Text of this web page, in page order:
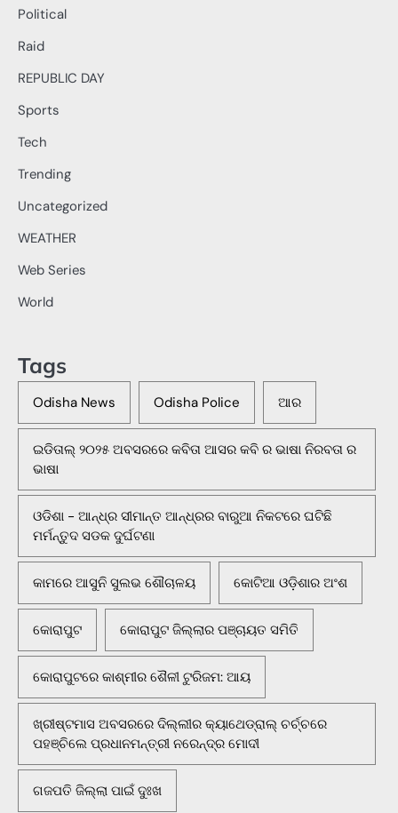
Political
Raid
REPUBLIC DAY
Sports
Tech
Trending
Uncategorized
WEATHER
Web Series
World
Tags
Odisha News Odisha Police ଆର
ଇଡିତାଲ୍ ୨୦୨୫ ଅବସରରେ କବିତା ଆସର କବି ର ଭାଷା ନିରବତା ର
ଭାଷା
ଓଡିଶା - ଆନ୍ଧ୍ର ସୀମାନ୍ତ ଆନ୍ଧ୍ରର ବାରୁଆ ନିକଟରେ ଘଟିଛି
ମର୍ମନ୍ତୁଦ ସଡକ ଦୁର୍ଘଟଣା
କାମରେ ଆସୁନି ସୁଲଭ ଶୌଚାଳୟ କୋଟିଆ ଓଡ଼ିଶାର ଅଂଶ
କୋରାପୁଟ କୋରାପୁଟ ଜିଲ୍ଲାର ପଞ୍ଚାୟତ ସମିତି
କୋରାପୁଟରେ କାଶ୍ମୀର ଶୈଳୀ ଟୁରିଜମ: ଆୟ
ଖ୍ରୀଷ୍ଟମାସ ଅବସରରେ ଦିଲ୍ଲୀର କ୍ୟାଥେଡ୍ରାଲ୍ ଚର୍ଚ୍ଚରେ
ପହଞ୍ଚିଲେ ପ୍ରଧାନମନ୍ତ୍ରୀ ନରେନ୍ଦ୍ର ମୋଦୀ
ଗଜପତି ଜିଲ୍ଲା ପାଇଁ ଦୁଃଖ